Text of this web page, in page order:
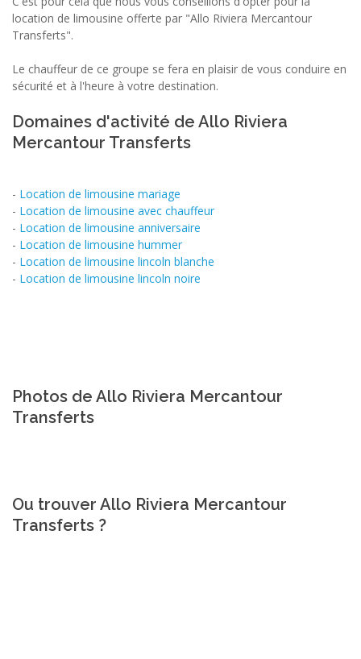
location de limousine offerte par "Allo Riviera Mercantour
Transferts".
Le chauffeur de ce groupe se fera en plaisir de vous conduire en
sécurité et à l'heure à votre destination.
Domaines d'activité de Allo Riviera
Mercantour Transferts
- Location de limousine mariage
- Location de limousine avec chauffeur
- Location de limousine anniversaire
- Location de limousine hummer
- Location de limousine lincoln blanche
- Location de limousine lincoln noire
Photos de Allo Riviera Mercantour
Transferts
Ou trouver Allo Riviera Mercantour
Transferts ?